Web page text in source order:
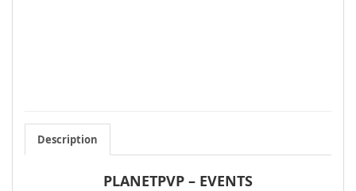
Description
PLANETPVP – EVENTS